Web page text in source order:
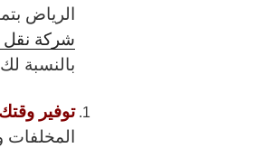
الرياض
شركة نقل
بالنسبة
توفير
المخلفات